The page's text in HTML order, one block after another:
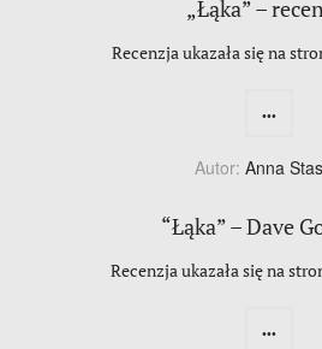
„Łąka” –
Recenzja ukazała się na
...
Autor: Anna
“Łąka” – Dave
Recenzja ukazała się na
...